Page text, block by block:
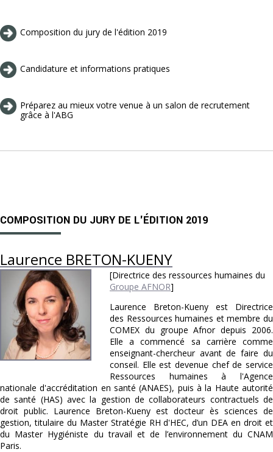
Composition du jury de l'édition 2019
Candidature et informations pratiques
Préparez au mieux votre venue à un salon de recrutement
grâce à l'ABG
COMPOSITION DU JURY DE L'ÉDITION 2019
Laurence BRETON-KUENY
[Directrice des ressources humaines du
Groupe AFNOR]
Laurence Breton-Kueny est Directrice
des Ressources humaines et membre du
COMEX du groupe Afnor depuis 2006.
Elle a commencé sa carrière comme
enseignant-chercheur avant de faire du
conseil. Elle est devenue chef de service
Ressources humaines à l'Agence
nationale d'accréditation en santé (ANAES), puis à la Haute autorité
de santé (HAS) avec la gestion de collaborateurs contractuels de
droit public. Laurence Breton-Kueny est docteur ès sciences de
gestion, titulaire du Master Stratégie RH d'HEC, d’un DEA en droit et
du Master Hygiéniste du travail et de l’environnement du CNAM
Paris.